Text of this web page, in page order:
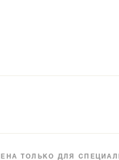
ТОЛЬКО ДЛЯ